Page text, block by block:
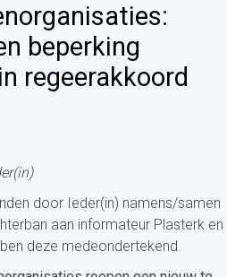
beperking
regeerakkoord
door Ieder(in) namens/samen
aan informateur Plasterk en
deze medeondertekend.